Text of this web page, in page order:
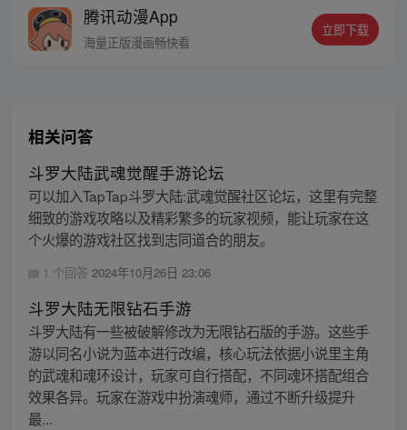
腾讯动漫App
海量正版漫画畅快看
立即下载
相关问答
斗罗大陆武魂觉醒手游论坛
可以加入TapTap斗罗大陆:武魂觉醒社区论坛，这里有完整
细致的游戏攻略以及精彩繁多的玩家视频，能让玩家在这
个火爆的游戏社区找到志同道合的朋友。
1 个回答 2024年10月26日 23:06
斗罗大陆无限钻石手游
斗罗大陆有一些被破解修改为无限钻石版的手游。这些手
游以同名小说为蓝本进行改编，核心玩法依据小说里主角
的武魂和魂环设计，玩家可自行搭配，不同魂环搭配组合
效果各异。玩家在游戏中扮演魂师，通过不断升级提升
最...